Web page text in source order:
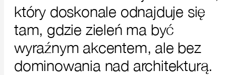
który doskonale odnajduje się
tam, gdzie zieleń ma być
wyraźnym akcentem, ale bez
dominowania nad architekturą.